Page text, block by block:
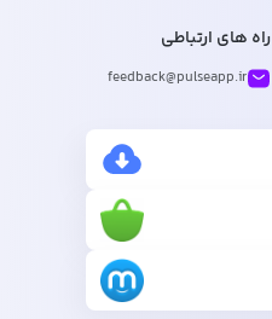
راه های ارتباطی
feedback@pulseapp.ir